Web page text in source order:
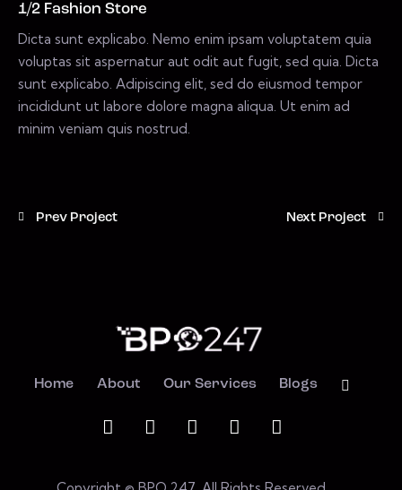
1/2 Fashion Store
Dicta sunt explicabo. Nemo enim ipsam voluptatem quia
voluptas sit aspernatur aut odit aut fugit, sed quia. Dicta
sunt explicabo. Adipiscing elit, sed do eiusmod tempor
incididunt ut labore dolore magna aliqua. Ut enim ad
minim veniam quis nostrud.
Prev Project Next Project
Home About Our Services Blogs